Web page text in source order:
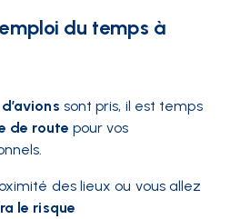
du temps à
sont pris, il est temps
de route pour vos
des lieux ou vous allez
le risque